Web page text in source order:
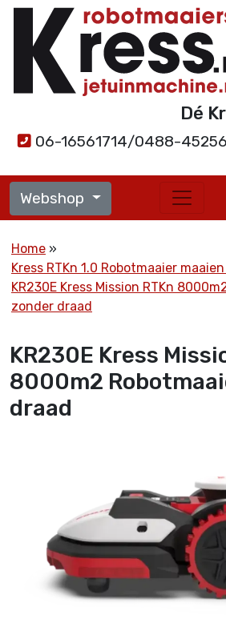
Dé
06-16561714/0488-
Webshop
Home
Kress RTKn 1.0 Robotmaaier
KR230E Kress Mission RTKn
zonder draad
KR230E Kress
8000m2
draad